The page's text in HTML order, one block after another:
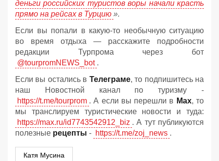
деньги российских туристов воры начали красть
прямо на рейсах в Турцию ».
Если вы попали в какую-то необычную ситуацию
во время отдыха — расскажите подробности
редакции Турпрома через бот
@tourpromNEWS_bot .
Если вы остались в Телеграме, то подпишитесь на
наш Новостной канал по туризму -
https://t.me/tourprom . А если вы перешли в Мах, то
мы транслируем туристические новости и туда:
https://max.ru/id7743542912_biz . А тут публикуются
полезные рецепты - https://t.me/zoj_news .
Катя Мусина